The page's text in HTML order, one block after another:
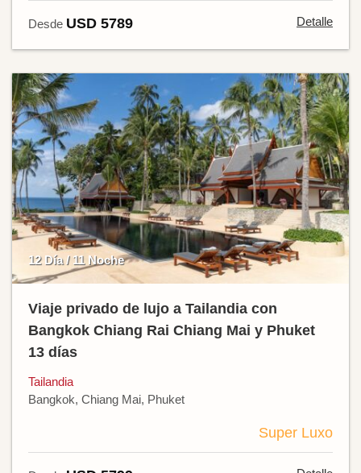
Desde USD 5789 Detalle
12 Día / 11 Noche
Viaje privado de lujo a Tailandia con
Bangkok Chiang Rai Chiang Mai y Phuket
13 días
Tailandia
Bangkok, Chiang Mai, Phuket
Super Luxo